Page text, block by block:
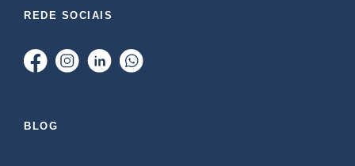
REDE SOCIAIS
BLOG